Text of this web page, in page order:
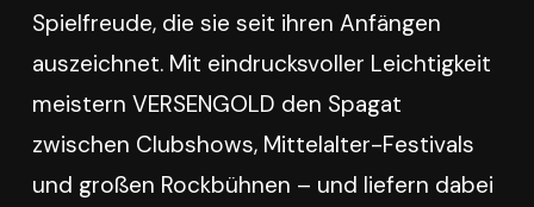
Spielfreude, die sie seit ihren Anfängen
auszeichnet. Mit eindrucksvoller Leichtigkeit
meistern VERSENGOLD den Spagat
zwischen Clubshows, Mittelalter-Festivals
und großen Rockbühnen – und liefern dabei